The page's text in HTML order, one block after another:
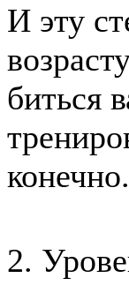
И эту
биться
конечно.
2.